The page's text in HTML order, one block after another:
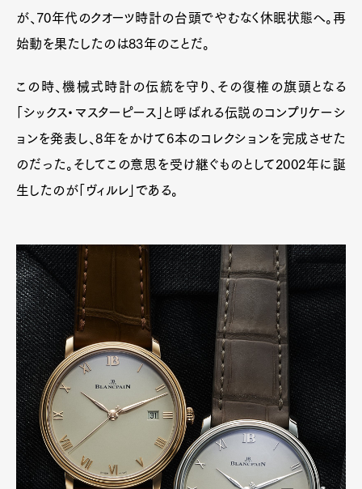
が、70年代のクオーツ時計の台頭でやむなく休眠状態へ。再
始動を果たしたのは83年のことだ。
この時、機械式時計の伝統を守り、その復権の旗頭となる
「シックス・マスターピース」と呼ばれる伝説のコンプリケーシ
ョンを発表し、8年をかけて6本のコレクションを完成させた
のだった。そしてこの意思を受け継ぐものとして2002年に誕
生したのが「ヴィルレ」である。